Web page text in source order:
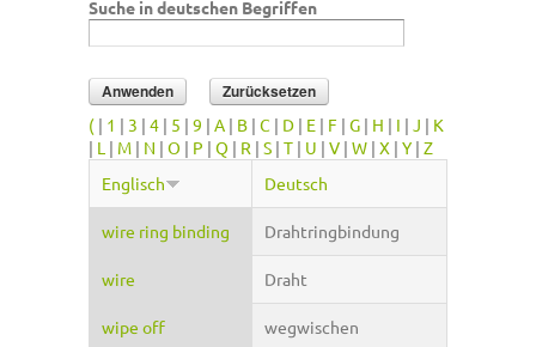
Suche in deutschen Begriffen
( | 1 | 3 | 4 | 5 | 9 | A | B | C | D | E | F | G | H | I | J | K
| L | M | N | O | P | Q | R | S | T | U | V | W | X | Y | Z
Englisch
Deutsch
wire ring binding Drahtringbindung
wire Draht
wipe off wegwischen